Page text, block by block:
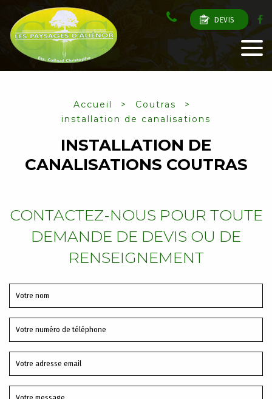
DEVIS
Accueil
Coutras
installation de canalisations
INSTALLATION DE
CANALISATIONS COUTRAS
CONTACTEZ-NOUS POUR TOUTE
DEMANDE DE DEVIS OU DE
RENSEIGNEMENT